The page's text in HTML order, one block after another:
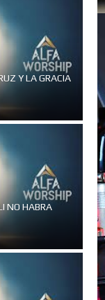
Y LA GRACIA
NO HABRA